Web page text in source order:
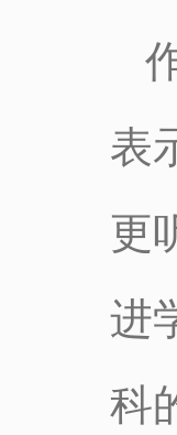
表
更
进
科